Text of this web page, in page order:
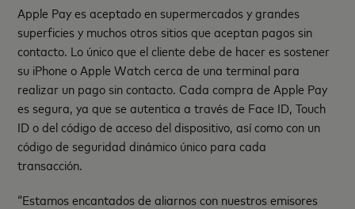
Apple Pay es aceptado en supermercados y grandes
superficies y muchos otros sitios que aceptan pagos sin
contacto. Lo único que el cliente debe de hacer es sostener
su iPhone o Apple Watch cerca de una terminal para
realizar un pago sin contacto. Cada compra de Apple Pay
es segura, ya que se autentica a través de Face ID, Touch
ID o del código de acceso del dispositivo, así como con un
código de seguridad dinámico único para cada
transacción.
“Estamos encantados de aliarnos con nuestros emisores